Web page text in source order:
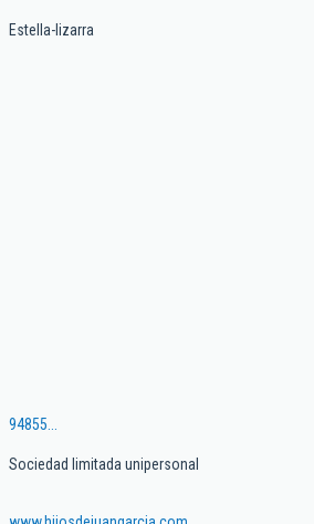
Estella-lizarra
94855...
Sociedad limitada unipersonal